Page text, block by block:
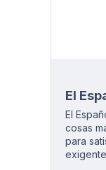
El
El
cosas
para